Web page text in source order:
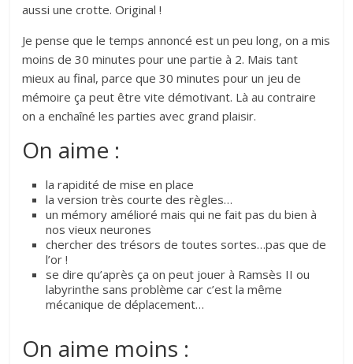
aussi une crotte. Original !
Je pense que le temps annoncé est un peu long, on a mis
moins de 30 minutes pour une partie à 2. Mais tant
mieux au final, parce que 30 minutes pour un jeu de
mémoire ça peut être vite démotivant. Là au contraire
on a enchaîné les parties avec grand plaisir.
On aime :
la rapidité de mise en place
la version très courte des règles…
un mémory amélioré mais qui ne fait pas du bien à
nos vieux neurones
chercher des trésors de toutes sortes…pas que de
l’or !
se dire qu’après ça on peut jouer à Ramsès II ou
labyrinthe sans problème car c’est la même
mécanique de déplacement…
On aime moins :